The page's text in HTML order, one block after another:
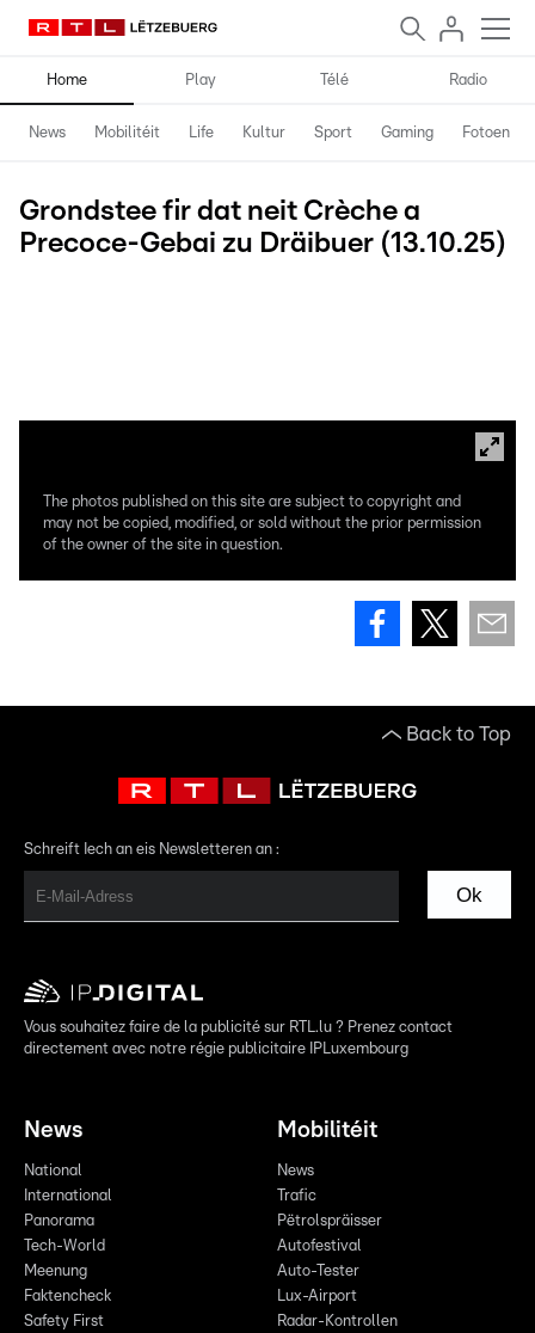
Home Play Télé Radio
News Mobilitéit Life Kultur Sport Gaming Fotoen
Grondstee fir dat neit Crèche a
Precoce-Gebai zu Dräibuer (13.10.25)
The photos published on this site are subject to copyright and
may not be copied, modified, or sold without the prior permission
of the owner of the site in question.
Back to Top
Schreift Iech an eis Newsletteren an :
Ok
Vous souhaitez faire de la publicité sur RTL.lu ? Prenez contact
directement avec notre régie publicitaire IPLuxembourg
News
National
International
Panorama
Tech-World
Meenung
Faktencheck
Safety First
Mobilitéit
News
Trafic
Pëtrolspräisser
Autofestival
Auto-Tester
Lux-Airport
Radar-Kontrollen